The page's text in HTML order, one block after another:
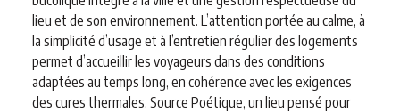
lieu et de son environnement. L’attention portée au calme, à
la simplicité d’usage et à l’entretien régulier des logements
permet d’accueillir les voyageurs dans des conditions
adaptées au temps long, en cohérence avec les exigences
des cures thermales. Source Poétique, un lieu pensé pour